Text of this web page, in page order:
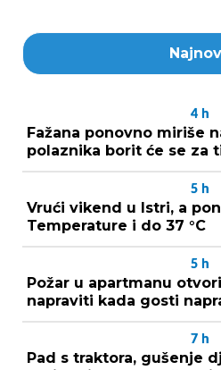
4 h
Fažana ponovno miriše
polaznika borit će se za
5 h
Vrući vikend u Istri, a
Temperature i do 37 °C
5 h
Požar u apartmanu
napraviti kada gosti
7 h
Pad s traktora, gušenje